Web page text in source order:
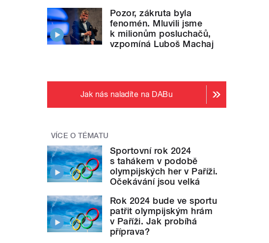
Pozor, zákruta byla
fenomén. Mluvili jsme
k milionům posluchačů,
vzpomíná Luboš Machaj
Jak nás naladíte na DABu
VÍCE O TÉMATU
Sportovní rok 2024
s tahákem v podobě
olympijských her v Paříži.
Očekávání jsou velká
Rok 2024 bude ve sportu
patřit olympijským hrám
v Paříži. Jak probíhá
příprava?